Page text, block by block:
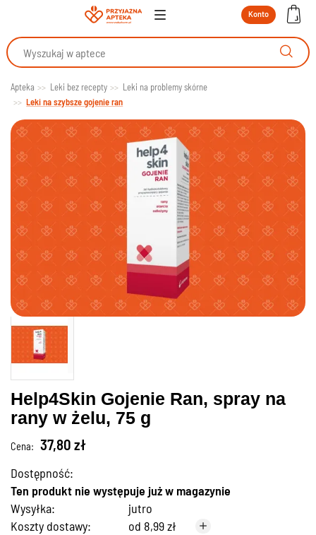
Konto
Apteka Leki bez recepty
Leki na problemy skórne
Leki na szybsze gojenie ran
Help4Skin Gojenie Ran, spray na
rany w żelu, 75 g
Cena: 37,80 zł
Dostępność:
Ten produkt nie występuje już w magazynie
Wysyłka:
jutro
Koszty dostawy:
od 8,99 zł